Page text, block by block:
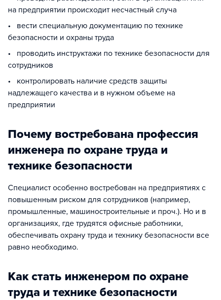
на предприятии происходит несчастный случа
• вести специальную документацию по технике
безопасности и охраны труда
• проводить инструктажи по технике безопасности для
сотрудников
• контролировать наличие средств защиты
надлежащего качества и в нужном объеме на
предприятии
Почему востребована профессия
инженера по охране труда и
технике безопасности
Специалист особенно востребован на предприятиях с
повышенным риском для сотрудников (например,
промышленные, машиностроительные и проч.). Но и в
организациях, где трудятся офисные работники,
обеспечивать охрану труда и технику безопасности все
равно необходимо.
Как стать инженером по охране
труда и технике безопасности